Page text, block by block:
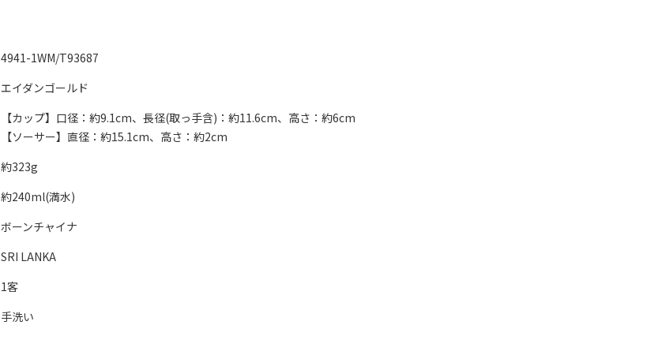
4941-1WM/T93687
エイダンゴールド
【カップ】口径：約9.1cm、長径(取っ手含)：約11.6cm、高さ：約6cm
【ソーサー】直径：約15.1cm、高さ：約2cm
約323g
約240ml(満水)
ボーンチャイナ
SRI LANKA
1客
手洗い